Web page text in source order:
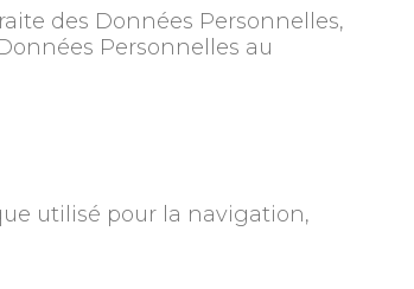
des Données Personnelles,
Personnelles au
utilisé pour la navigation,